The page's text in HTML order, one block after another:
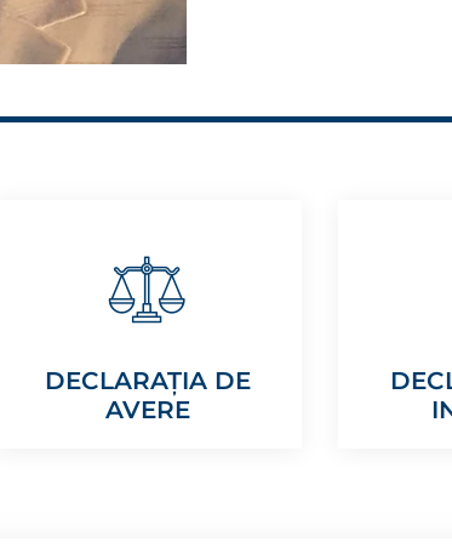
DECLARAȚIA DE
AVERE